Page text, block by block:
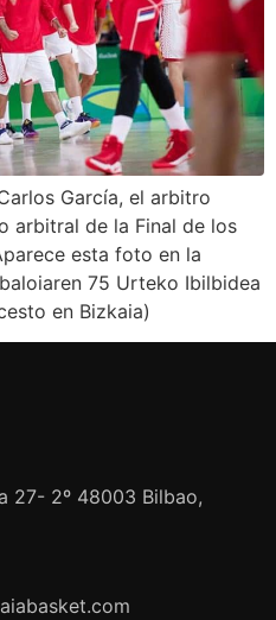
García, el arbitro
arbitral de la Final de los
esta foto en la
75 Urteko Ibilbidea
en Bizkaia)
27- 2º 48003 Bilbao,